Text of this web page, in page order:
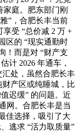
家庭。肥东部门刚
”，合肥长丰当前
受 “总价减 2 万 +
区的 “现实通勤时
！而是对 “财产支
计 2026 年通车，
处，虽然合肥长丰
产区或纯睡城，比
迟缓” 的问题。近
网。合肥长丰是当
佳选择，吸引了大
逃求 “活力取质量”